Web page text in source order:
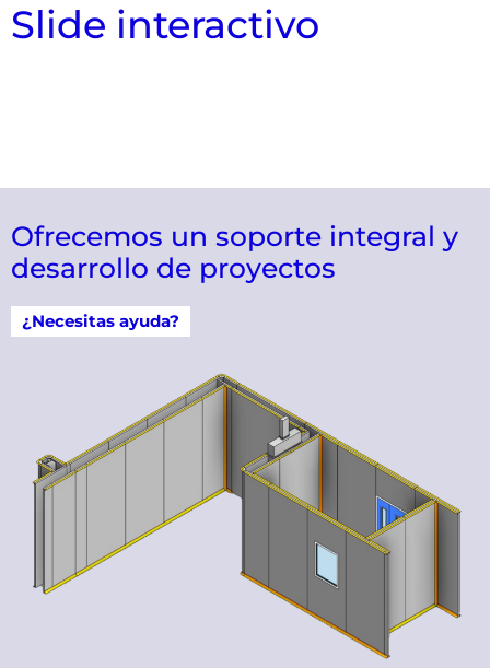
Slide interactivo
Ofrecemos un soporte integral y
desarrollo de proyectos
¿Necesitas ayuda?